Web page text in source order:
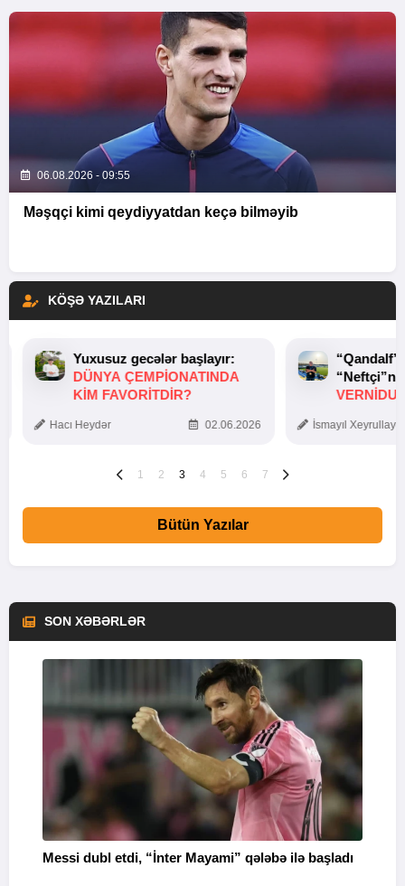
06.08.2026 - 09:55
Məşqçi kimi qeydiyyatdan keçə bilməyib
KÖŞƏ YAZILARI
Yuxusuz gecələr başlayır:
DÜNYA ÇEMPIONATINDA
KIM FAVORITDIR?
Hacı Heydər 02.06.2026 İsmayıl
1 2 3 4 5 6 7
Bütün Yazılar
SON XƏBƏRLƏR
Messi dubl etdi, “İnter Mayami” qələbə ilə başladı